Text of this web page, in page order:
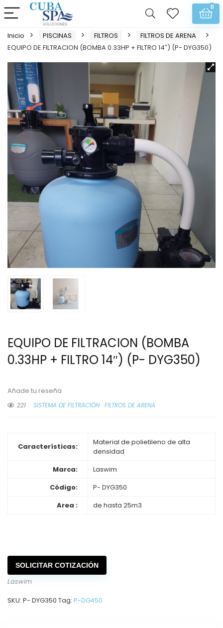
0
Inicio PISCINAS FILTROS
FILTROS DE ARENA
EQUIPO DE FILTRACION (BOMBA 0.33HP + FILTRO 14″) (P- DYG350)
EQUIPO DE FILTRACION (BOMBA
0.33HP + FILTRO 14″) (P- DYG350)
Añade tu reseña
221
SISTEMA DE FILTRACIÓN FILTROS DE ARENA
Características:
Material de polietileno de alta
densidad
Marca:
Laswim
Código:
P- DYG350
Area :
de hasta 25m3
SOLICITAR COTIZACIÓN
Laswim
SKU: P- DYG350 Tag: P-DG450